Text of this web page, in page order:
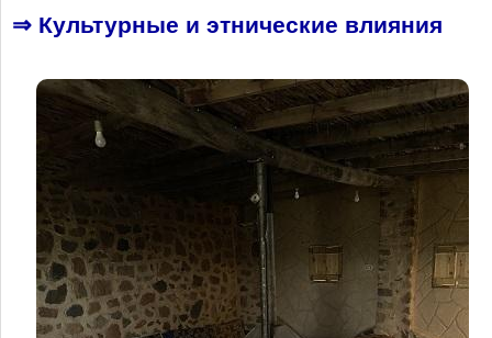
⇒ Культурные и этнические влияния